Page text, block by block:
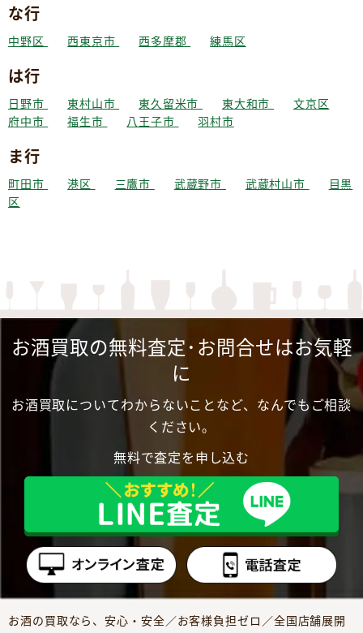
な行
中野区 西東京市 西多摩郡 練馬区
は行
日野市 東村山市 東久留米市 東大和市
文京区
府中市
福生市 八王子市 羽村市
ま行
町田市 港区 三鷹市 武蔵野市 武蔵村山市
目黒
区
お酒買取の無料査定･お問合せはお気軽
に
お酒買取についてわからないことなど、なんでもご相談
ください。
無料で査定を申し込む
お酒の買取なら、安心・安全／お客様負担ゼロ／全国店舗展開